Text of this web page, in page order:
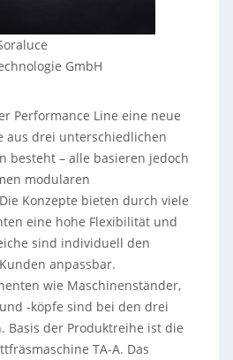
GmbH
Performance Line eine neue
aus drei unterschiedlichen
besteht – alle basieren jedoch
modularen
Konzepte bieten durch viele
eine hohe Flexibilität und
sind individuell den
anpassbar.
wie Maschinenständer,
-köpfe sind bei den drei
Basis der Produktreihe ist die
TA-A. Das